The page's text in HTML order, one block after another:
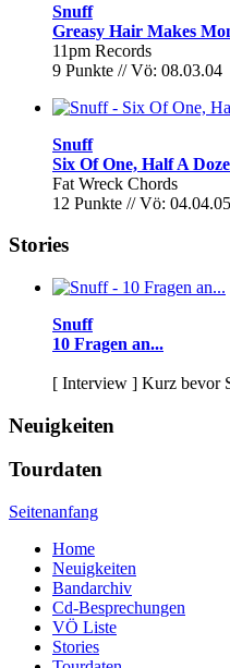
Snuff
Greasy Hair Makes
11pm Records
9 Punkte // Vö: 08.03.04
Snuff
Six Of One, Half A
Fat Wreck Chords
12 Punkte // Vö: 04.04.05
Stories
Snuff
10 Fragen an...
[ Interview ] Kurz bevor
Neuigkeiten
Tourdaten
Seitenanfang
Home
Neuigkeiten
Bandarchiv
Cd-Besprechungen
VÖ Liste
Stories